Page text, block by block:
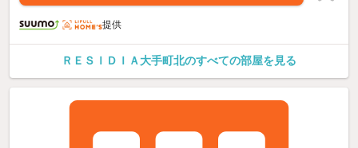
提供
ＲＥＳＩＤＩＡ大手町北のすべての部屋を見る